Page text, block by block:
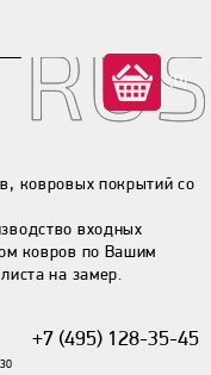
ковровых покрытий со
входных
ковров по Вашим
на замер.
(0)
+7 (495) 128-35-45